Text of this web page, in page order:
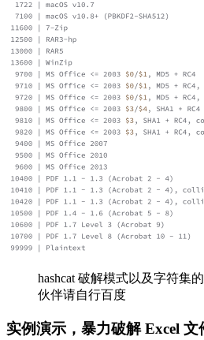
hashcat 破解模式以及字符集
伙伴请自行百度
实例演示，暴力破解 Excel